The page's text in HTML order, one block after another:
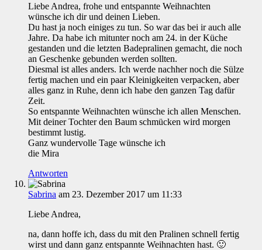
Liebe Andrea, frohe und entspannte Weihnachten
wünsche ich dir und deinen Lieben.
Du hast ja noch einiges zu tun. So war das bei ir auch alle
Jahre. Da habe ich mitunter noch am 24. in der Küche
gestanden und die letzten Badepralinen gemacht, die noch
an Geschenke gebunden werden sollten.
Diesmal ist alles anders. Ich werde nachher noch die Sülze
fertig machen und ein paar Kleinigkeiten verpacken, aber
alles ganz in Ruhe, denn ich habe den ganzen Tag dafür
Zeit.
So entspannte Weihnachten wünsche ich allen Menschen.
Mit deiner Tochter den Baum schmücken wird morgen
bestimmt lustig.
Ganz wundervolle Tage wünsche ich
die Mira
Antworten
Sabrina am 23. Dezember 2017 um 11:33
Liebe Andrea,
na, dann hoffe ich, dass du mit den Pralinen schnell fertig
wirst und dann ganz entspannte Weihnachten hast. 🙂